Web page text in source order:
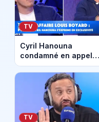
TV
Cyril Hanouna
condamné en appel
après son clash avec
Louis Boyard
TV